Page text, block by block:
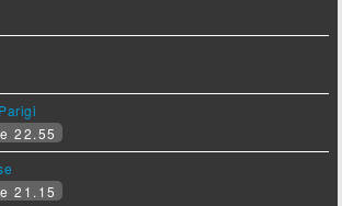
22.55
21.15